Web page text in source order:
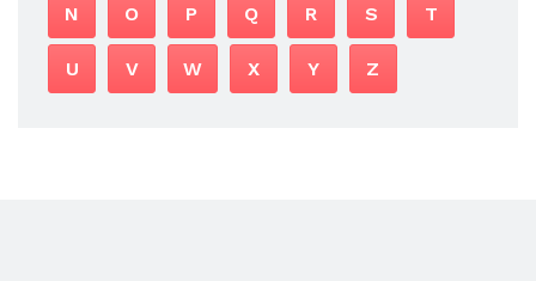
N O P Q R S T
U V W X Y Z